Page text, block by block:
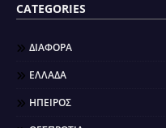
CATEGORIES
ΔΙΑΦΟΡΑ
ΕΛΛΑΔΑ
ΗΠΕΙΡΟΣ